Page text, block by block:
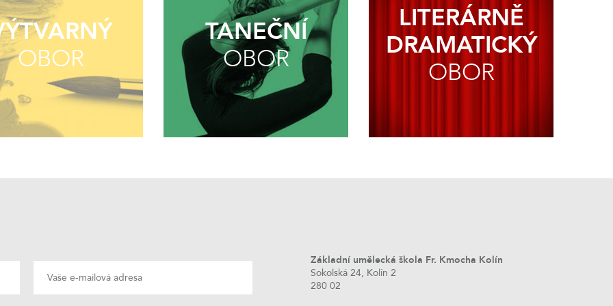
OBOR
TANEČNÍ
OBOR
LITERÁRNĚ
DRAMATICKÝ
OBOR
Základní umělecká škola Fr. Kmocha Kolín
Sokolská 24, Kolín 2
280 02